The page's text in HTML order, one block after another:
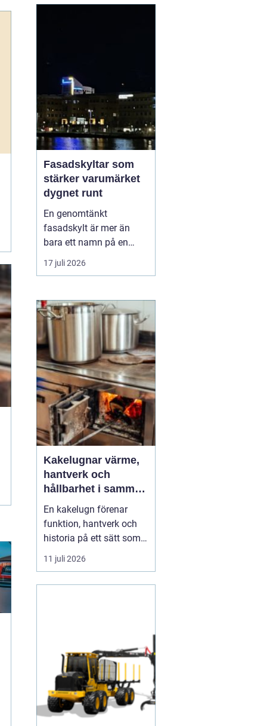
man ska agera, utan
hu...
Fasadskyltar som
stärker varumärket
dygnet runt
En genomtänkt
fasadskylt är mer än
bara ett namn på en
vägg. Den fungerar som
företagets ansikte utåt,
signalerar kvalitet innan
någon ens har klivit
innanför dörren. F&o...
17 juli 2026
Kakelugnar värme,
hantverk och
hållbarhet i samma
eldstad
En kakelugn förenar
funktion, hantverk och
historia på ett sätt som
få andra
inredningsdetaljer gör.
energikostnader. I en tid
där många söker...
11 juli 2026